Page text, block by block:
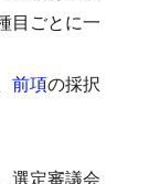
目ごとに一
前項の採択
選定審議会